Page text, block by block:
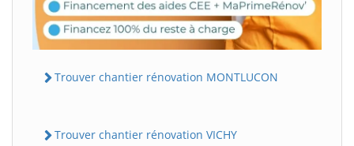
Trouver chantier rénovation MONTLUCON
Trouver chantier rénovation VICHY